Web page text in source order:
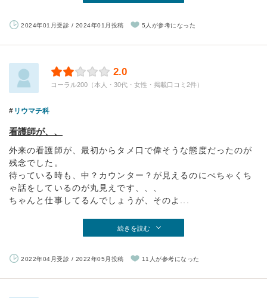
2024年01月受診 / 2024年01月投稿 5人が参考になった
2.0
コーラル200（本人・30代・女性・掲載口コミ2件）
リウマチ科
看護師が、、
外来の看護師が、最初からタメ口で偉そうな態度だったのが
残念でした。
待っている時も、中？カウンター？が見えるのにぺちゃくち
ゃ話をしているのが丸見えです、、、
ちゃんと仕事してるんでしょうが、そのよ...
続きを読む
2022年04月受診 / 2022年05月投稿 11人が参考になった